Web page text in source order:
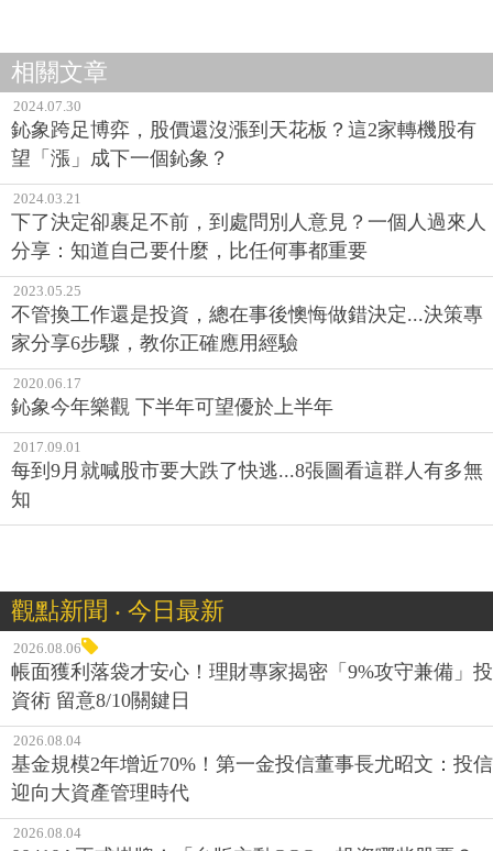
相關文章
2024.07.30
鈊象跨足博弈，股價還沒漲到天花板？這2家轉機股有
望「漲」成下一個鈊象？
2024.03.21
下了決定卻裹足不前，到處問別人意見？一個人過來人
分享：知道自己要什麼，比任何事都重要
2023.05.25
不管換工作還是投資，總在事後懊悔做錯決定...決策專
家分享6步驟，教你正確應用經驗
2020.06.17
鈊象今年樂觀 下半年可望優於上半年
2017.09.01
每到9月就喊股市要大跌了快逃...8張圖看這群人有多無
知
觀點新聞 ‧ 今日最新
2026.08.06
帳面獲利落袋才安心！理財專家揭密「9%攻守兼備」投
資術 留意8/10關鍵日
2026.08.04
基金規模2年增近70%！第一金投信董事長尤昭文：投信
迎向大資產管理時代
2026.08.04